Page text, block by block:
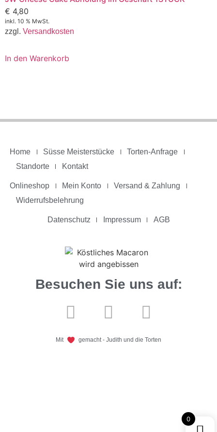
€ 4,80
inkl. 10 % MwSt.
zzgl. Versandkosten
In den Warenkorb
Home Süsse Meisterstücke
Torten-Anfrage
Standorte
Kontakt
Onlineshop Mein Konto
Versand & Zahlung
Widerrufsbelehrung
Datenschutz Impressum AGB
Besuchen Sie uns auf:
Mit gemacht - Judith und die Torten
0